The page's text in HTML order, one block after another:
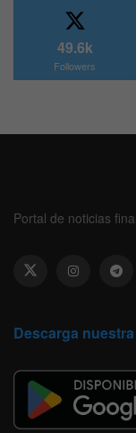
49.6k
Followers
Portal de noticias